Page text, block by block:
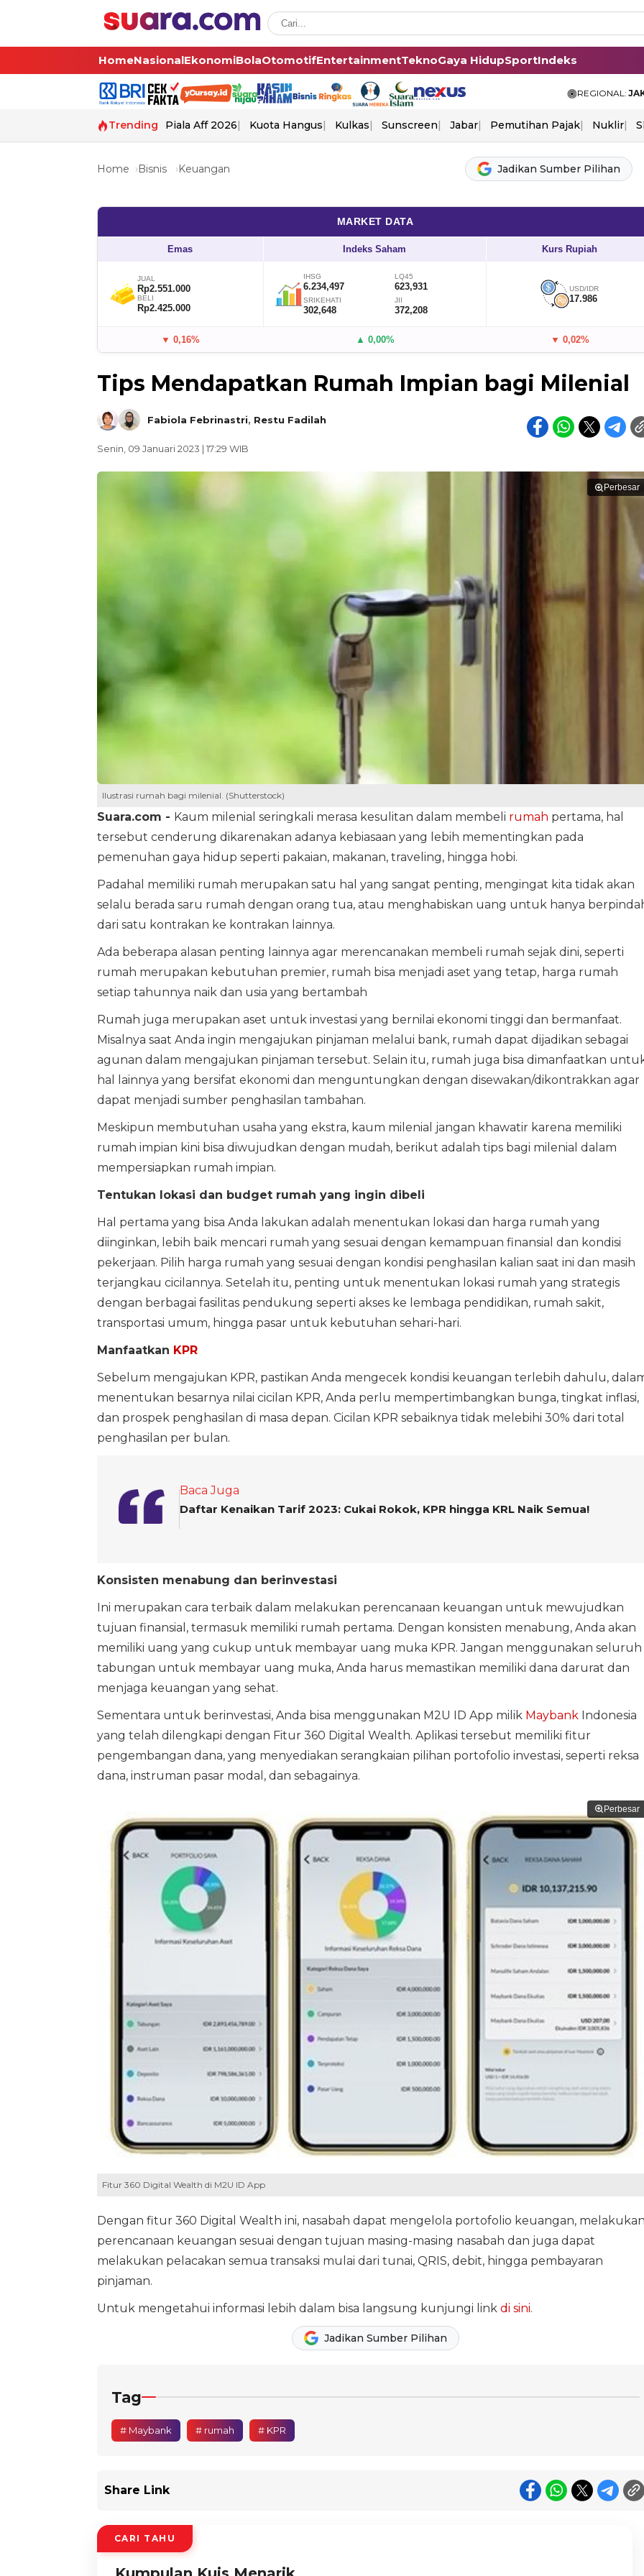
HomeNasionalEkonomiBolaOtomotifEntertainmentTeknoGaya HidupSportIndeks
REGIONAL:
Trending Piala Aff 2026 Kuota Hangus Kulkas Sunscreen Jabar Pemutihan Pajak Nuklir
Home Bisnis Keuangan Jadikan Sumber Pilihan
MARKET DATA
Emas Indeks Saham Kurs Rupiah
JUAL
Rp2.551.000
BELI
Rp2.425.000
IHSG
6.234,497
LQ45
623,931
SRIKEHATI
302,648
JII
372,208
USD/IDR
17.986
▼ 0,16% ▲ 0,00% ▼ 0,02%
Tips Mendapatkan Rumah Impian bagi Milenial
Fabiola Febrinastri, Restu Fadilah
Senin, 09 Januari 2023 | 17:29 WIB
Perbesar
Ilustrasi rumah bagi milenial. (Shutterstock)
Suara.com - Kaum milenial seringkali merasa kesulitan dalam membeli rumah pertama, hal
tersebut cenderung dikarenakan adanya kebiasaan yang lebih mementingkan pada
pemenuhan gaya hidup seperti pakaian, makanan, traveling, hingga hobi.
Padahal memiliki rumah merupakan satu hal yang sangat penting, mengingat kita tidak akan
selalu berada saru rumah dengan orang tua, atau menghabiskan uang untuk hanya
dari satu kontrakan ke kontrakan lainnya.
Ada beberapa alasan penting lainnya agar merencanakan membeli rumah sejak dini, seperti
rumah merupakan kebutuhan premier, rumah bisa menjadi aset yang tetap, harga rumah
setiap tahunnya naik dan usia yang bertambah
Rumah juga merupakan aset untuk investasi yang bernilai ekonomi tinggi dan bermanfaat.
Misalnya saat Anda ingin mengajukan pinjaman melalui bank, rumah dapat dijadikan sebagai
agunan dalam mengajukan pinjaman tersebut. Selain itu, rumah juga bisa dimanfaatkan
hal lainnya yang bersifat ekonomi dan menguntungkan dengan disewakan/dikontrakkan agar
dapat menjadi sumber penghasilan tambahan.
Meskipun membutuhan usaha yang ekstra, kaum milenial jangan khawatir karena memiliki
rumah impian kini bisa diwujudkan dengan mudah, berikut adalah tips bagi milenial dalam
mempersiapkan rumah impian.
Tentukan lokasi dan budget rumah yang ingin dibeli
Hal pertama yang bisa Anda lakukan adalah menentukan lokasi dan harga rumah yang
diinginkan, lebih baik mencari rumah yang sesuai dengan kemampuan finansial dan kondisi
pekerjaan. Pilih harga rumah yang sesuai dengan kondisi penghasilan kalian saat ini dan masih
terjangkau cicilannya. Setelah itu, penting untuk menentukan lokasi rumah yang strategis
dengan berbagai fasilitas pendukung seperti akses ke lembaga pendidikan, rumah sakit,
transportasi umum, hingga pasar untuk kebutuhan sehari-hari.
Manfaatkan KPR
Sebelum mengajukan KPR, pastikan Anda mengecek kondisi keuangan terlebih dahulu,
menentukan besarnya nilai cicilan KPR, Anda perlu mempertimbangkan bunga, tingkat inflasi,
dan prospek penghasilan di masa depan. Cicilan KPR sebaiknya tidak melebihi 30% dari total
penghasilan per bulan.
Baca Juga
Daftar Kenaikan Tarif 2023: Cukai Rokok, KPR hingga KRL Naik Semua!
Konsisten menabung dan berinvestasi
Ini merupakan cara terbaik dalam melakukan perencanaan keuangan untuk mewujudkan
tujuan finansial, termasuk memiliki rumah pertama. Dengan konsisten menabung, Anda akan
memiliki uang yang cukup untuk membayar uang muka KPR. Jangan menggunakan seluruh
tabungan untuk membayar uang muka, Anda harus memastikan memiliki dana darurat dan
menjaga keuangan yang sehat.
Sementara untuk berinvestasi, Anda bisa menggunakan M2U ID App milik Maybank Indonesia
yang telah dilengkapi dengan Fitur 360 Digital Wealth. Aplikasi tersebut memiliki fitur
pengembangan dana, yang menyediakan serangkaian pilihan portofolio investasi, seperti reksa
dana, instruman pasar modal, dan sebagainya.
Perbesar
Fitur 360 Digital Wealth di M2U ID App
Dengan fitur 360 Digital Wealth ini, nasabah dapat mengelola portofolio keuangan,
perencanaan keuangan sesuai dengan tujuan masing-masing nasabah dan juga dapat
melakukan pelacakan semua transaksi mulai dari tunai, QRIS, debit, hingga pembayaran
pinjaman.
Untuk mengetahui informasi lebih dalam bisa langsung kunjungi link di sini.
Jadikan Sumber Pilihan
Tag
# Maybank # rumah # KPR
Share Link
CARI TAHU